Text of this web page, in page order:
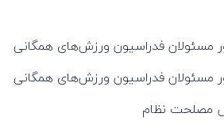
مسئولان فدراسیون ورزش‌های همگانی
مسئولان فدراسیون ورزش‌های همگانی
مصلحت نظام